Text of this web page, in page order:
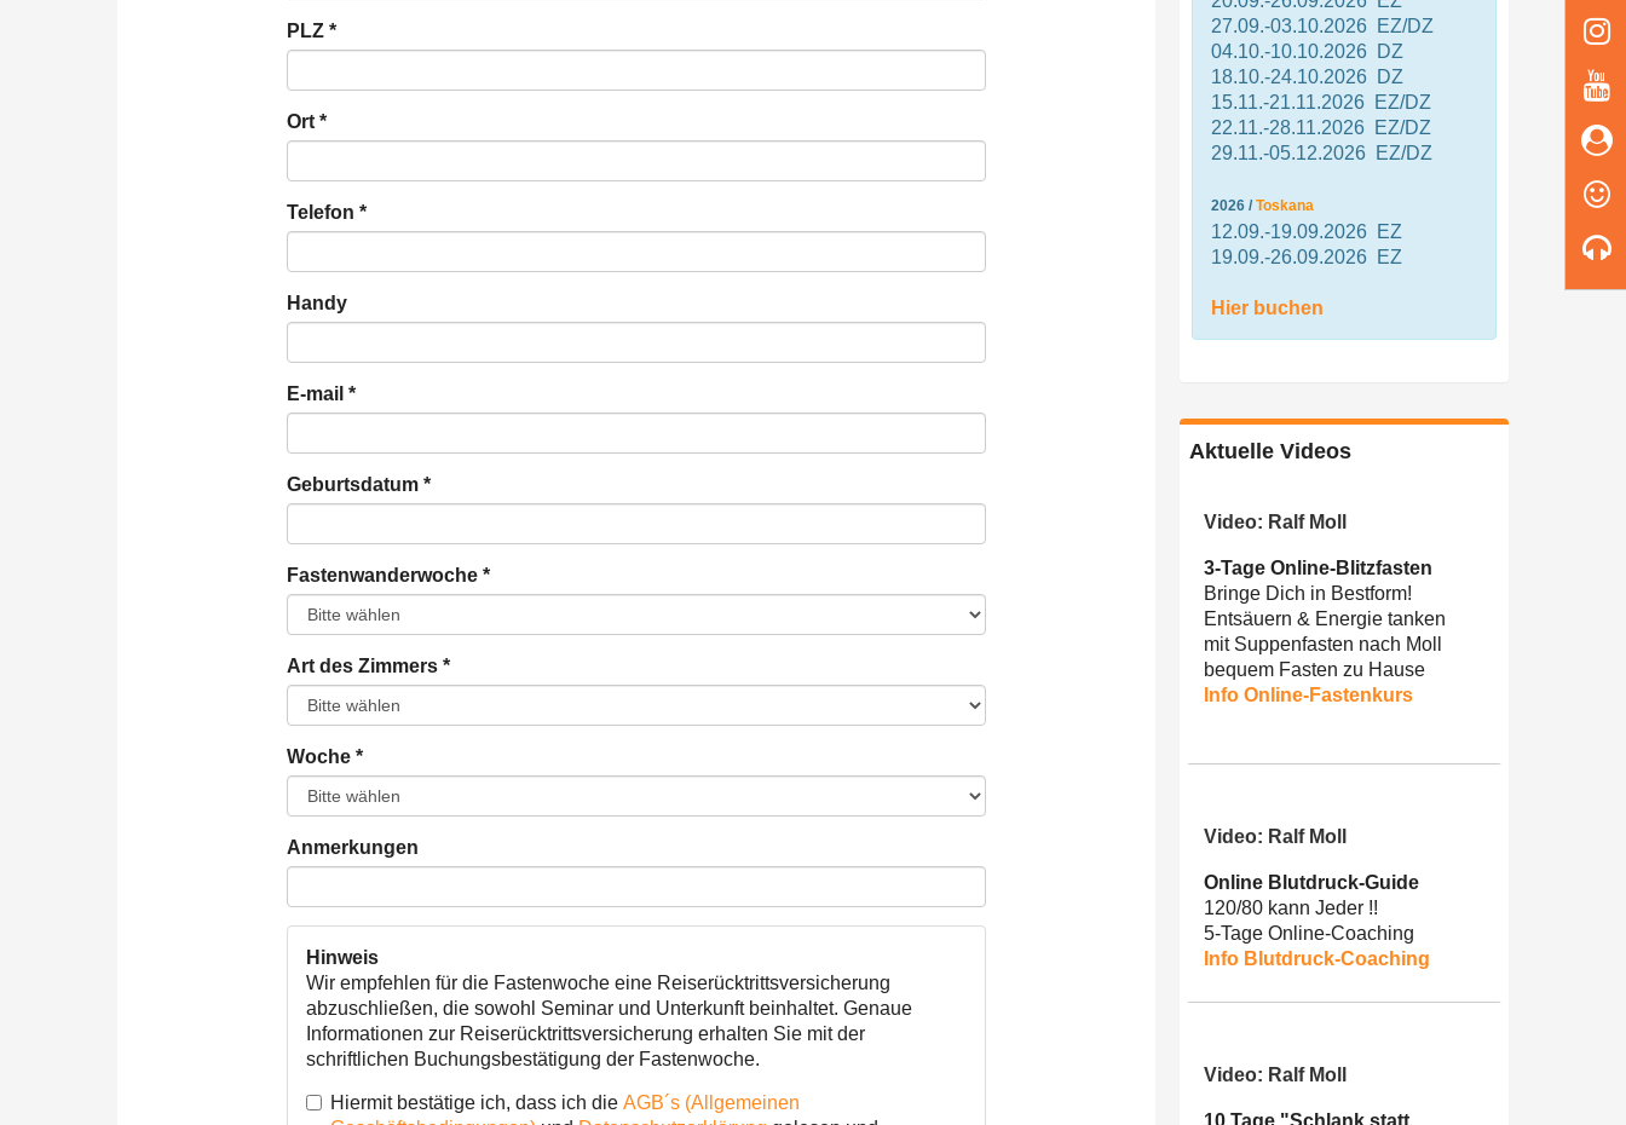
PLZ *
Ort *
Telefon *
Handy
E-mail *
Geburtsdatum *
Fastenwanderwoche *
Art des Zimmers *
Woche *
Anmerkungen
Hinweis
Wir empfehlen für die Fastenwoche eine Reiserücktrittsversicherung
abzuschließen, die sowohl Seminar und Unterkunft beinhaltet. Genaue
Informationen zur Reiserücktrittsversicherung erhalten Sie mit der
schriftlichen Buchungsbestätigung der Fastenwoche.
Hiermit bestätige ich, dass ich die AGB´s (Allgemeinen
27.09.-03.10.2026 EZ/DZ
04.10.-10.10.2026 DZ
18.10.-24.10.2026 DZ
15.11.-21.11.2026 EZ/DZ
22.11.-28.11.2026 EZ/DZ
29.11.-05.12.2026 EZ/DZ
2026 / Toskana
12.09.-19.09.2026 EZ
19.09.-26.09.2026 EZ
Hier buchen
Aktuelle Videos
Video: Ralf Moll
3-Tage Online-Blitzfasten
Bringe Dich in Bestform!
Entsäuern & Energie tanken
mit Suppenfasten nach Moll
bequem Fasten zu Hause
Info Online-Fastenkurs
Video: Ralf Moll
Online Blutdruck-Guide
120/80 kann Jeder !!
5-Tage Online-Coaching
Info Blutdruck-Coaching
Video: Ralf Moll